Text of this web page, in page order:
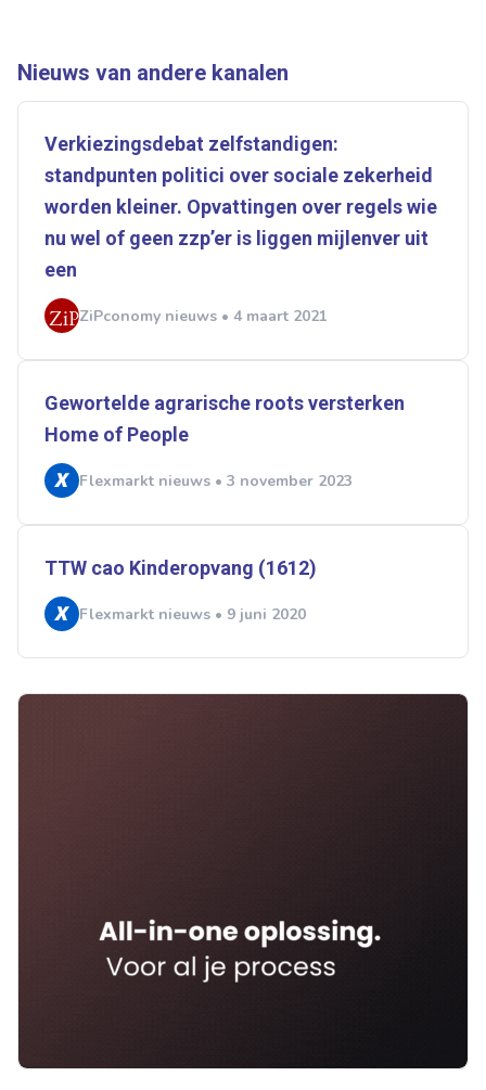
Nieuws van andere kanalen
Verkiezingsdebat zelfstandigen:
standpunten politici over sociale zekerheid
worden kleiner. Opvattingen over regels wie
nu wel of geen zzp’er is liggen mijlenver uit
een
ZiPconomy nieuws • 4 maart 2021
Gewortelde agrarische roots versterken
Home of People
Flexmarkt nieuws • 3 november 2023
TTW cao Kinderopvang (1612)
Flexmarkt nieuws • 9 juni 2020
Ingezonden
Flexmarkt Flexnieuws
Normering Arbeid
ZiPconomy